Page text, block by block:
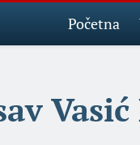
Početna
Vasić